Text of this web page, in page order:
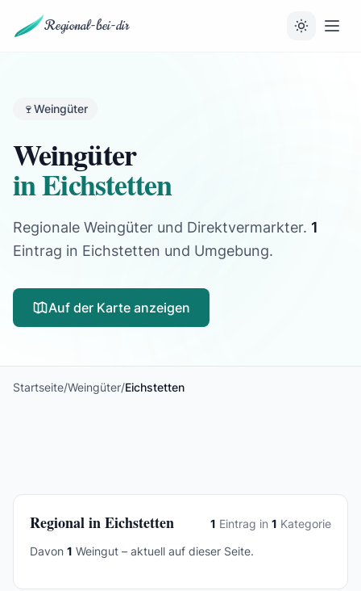
Regional-bei-dir
🍷Weingüter
Weingüter
in Eichstetten
Regionale Weingüter und Direktvermarkter. 1
Eintrag in Eichstetten und Umgebung.
Auf der Karte anzeigen
Startseite/Weingüter/Eichstetten
Regional in Eichstetten 1 Eintrag in 1 Kategorie
Davon 1 Weingut – aktuell auf dieser Seite.